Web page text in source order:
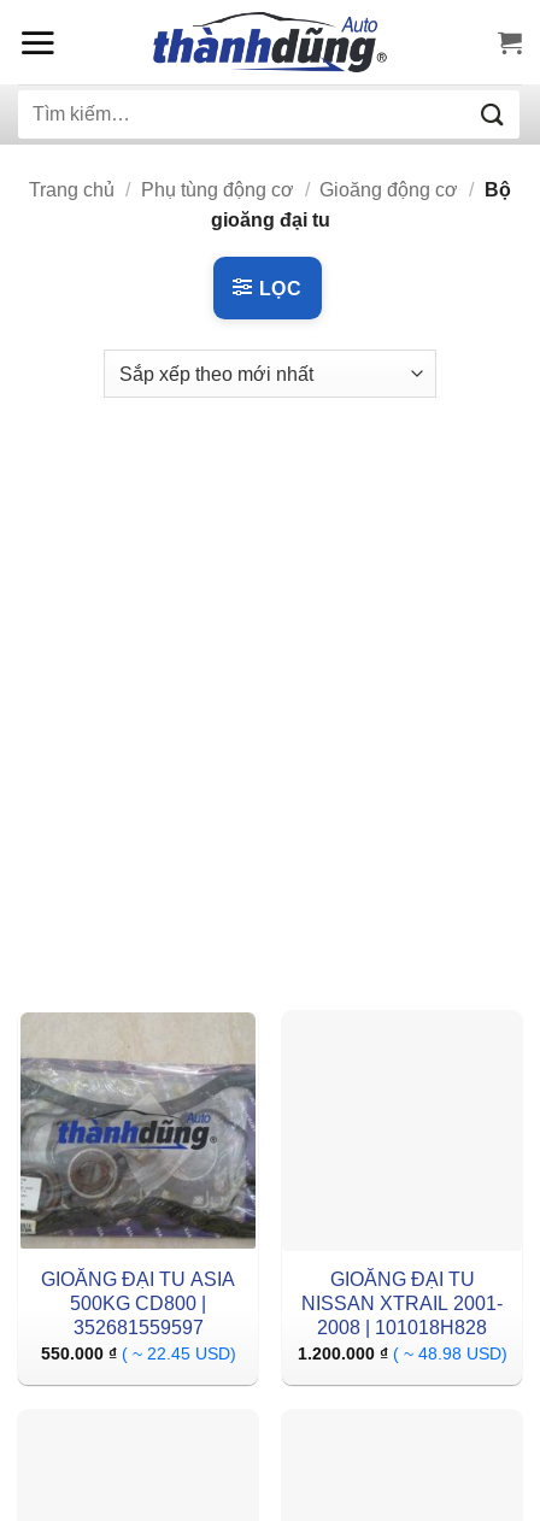
qua
dung
Tìm
Trang chủ / Phụ tùng động cơ / Gioăng động cơ /
Bộ
gioăng đại tu
LỌC
GIOĂNG ĐẠI TU ASIA
500KG CD800 |
352681559597
550.000 ₫ ( ~ 22.45 USD)
GIOĂNG ĐẠI TU
NISSAN XTRAIL 2001-
2008 | 101018H828
1.200.000 ₫ ( ~ 48.98 USD)